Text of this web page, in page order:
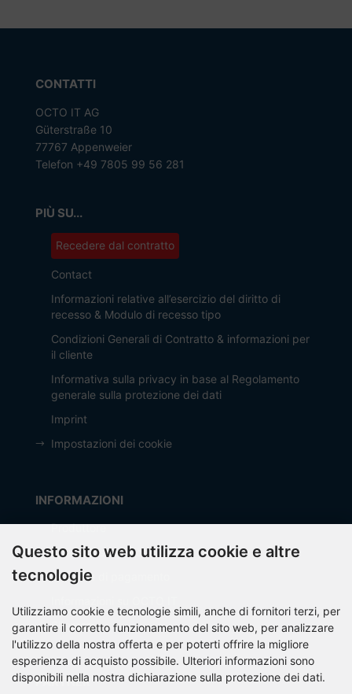
CONTATTI
OCTO IT AG
Güterstraße 10
77767 Appenweier
Telefon +49 7805 99 56 281
PIÙ SU...
Recedere dal contratto
Contact
Informazioni relative all’esercizio del diritto di
recesso & Modulo di recesso tipo
Condizioni Generali di Contratto & informazioni per
il cliente
Informativa sulla privacy in base al Regolamento
generale sulla protezione dei dati
Imprint
Impostazioni dei cookie
INFORMAZIONI
Produttore
Spese di spedizione
Modalità di pagamento
Sitemap
PARTNER
Questo sito web utilizza cookie e altre
tecnologie
Utilizziamo cookie e tecnologie simili, anche di fornitori terzi, per
garantire il corretto funzionamento del sito web, per analizzare
l'utilizzo della nostra offerta e per poterti offrire la migliore
esperienza di acquisto possibile. Ulteriori informazioni sono
disponibili nella nostra dichiarazione sulla protezione dei dati.